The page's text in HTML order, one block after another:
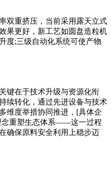
双重挤压，当前采用露天立式
果更好，新工艺如圆盘造粒机
度;三级自动化系统可使产物
键在于技术升级与资源化衔
续转化，通过先进设备与技术
维度举措协同推进，[具体企
念重塑生态体系——这一过程
确保原料安全利用上稳步迈